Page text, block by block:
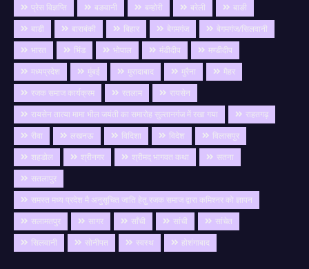
प्रेस विज्ञप्ति
बङवानी बम्होरी बरेली
बाङी
बाडी
बाराबंकी बिहार बेगमगंज
बेगमगंज/सिलवानी
भारत
भिंड भोपाल मंडीदीप
मण्डीदीप
मध्यप्रदेश
मुंबई मुरादाबाद मुरैना
मैहर
रजक समाज कार्यक्रम
रतलाम
रायसेन
रायसेन तात्या मामा भील जयंती का समारोह सुल्तानगंज में रखा गया
राहतगढ़
रीवा
लखनऊ विदिशा विदेश
विलासपुर
शहडोल
श्रीनगर श्रीमद् भागवत कथा
सतना
सतलापुर
समस्त मध्य प्रदेश मै अनुसूचित जाति हेतु रजक समाज द्वारा कमिश्नर को ज्ञापन
सलामतपुर
सागर साँची सांची
सांचेत
सिलवानी
सोनीपत स्वस्थ होशंगाबाद